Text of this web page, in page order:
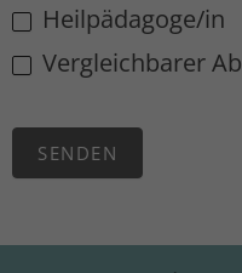
Heilpädagoge/in
Vergleichbarer
SENDEN